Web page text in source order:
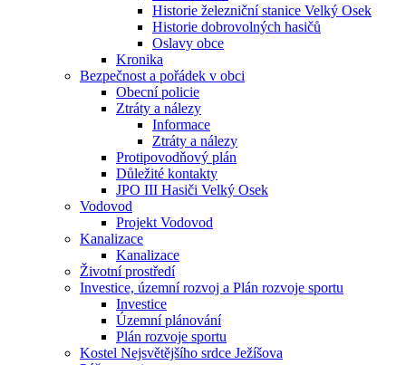
Historie železniční stanice Velký Osek
Historie dobrovolných hasičů
Oslavy obce
Kronika
Bezpečnost a pořádek v obci
Obecní policie
Ztráty a nálezy
Informace
Ztráty a nálezy
Protipovodňový plán
Důležité kontakty
JPO III Hasiči Velký Osek
Vodovod
Projekt Vodovod
Kanalizace
Kanalizace
Životní prostředí
Investice, územní rozvoj a Plán rozvoje sportu
Investice
Územní plánování
Plán rozvoje sportu
Kostel Nejsvětějšího srdce Ježíšova